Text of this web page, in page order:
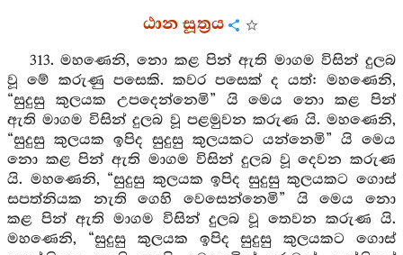
ඨාන සූත්‍රය
313. මහණෙනි, නො කළ පින් ඇති මාගම විසින් දුලබ
වූ මේ කරුණු පසෙකි. කවර පසෙක් ද යත්: මහණෙනි,
“සුදුසු කුලයක උපදෙන්නෙමි” යි මෙය නො කළ පින්
ඇති මාගම විසින් දුලබ වූ පළමුවන කරුණ යි. මහණෙනි,
“සුදුසු කුලයක ඉපිද සුදුසු කුලයකට යන්නෙමි” යි මෙය
නො කළ පින් ඇති මාගම විසින් දුලබ වූ දෙවන කරුණ
යි. මහණෙනි, “සුදුසු කුලයක ඉපිද සුදුසු කුලයකට ගොස්
සපත්නියක නැති ගෙහි වෙසෙන්නෙමි” යි මෙය නො
කළ පින් ඇති මාගම විසින් දුලබ වූ තෙවන කරුණ යි.
මහණෙනි, “සුදුසු කුලයක ඉපිද සුදුසු කුලයකට ගොස්